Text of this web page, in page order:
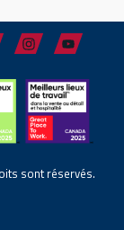
sont réservés.